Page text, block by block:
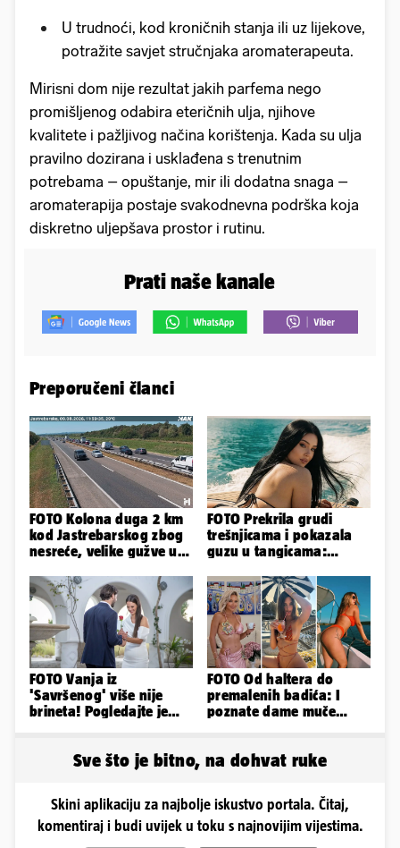
U trudnoći, kod kroničnih stanja ili uz lijekove,
potražite savjet stručnjaka aromaterapeuta.
Mirisni dom nije rezultat jakih parfema nego
promišljenog odabira eteričnih ulja, njihove
kvalitete i pažljivog načina korištenja. Kada su ulja
pravilno dozirana i usklađena s trenutnim
potrebama – opuštanje, mir ili dodatna snaga –
aromaterapija postaje svakodnevna podrška koja
diskretno uljepšava prostor i rutinu.
Prati naše kanale
Preporučeni članci
FOTO Kolona duga 2 km
kod Jastrebarskog zbog
nesreće, velike gužve u
FOTO Prekrila grudi
trešnjicama i pokazala
guzu u tangicama:
Slavonka
FOTO Vanja iz
'Savršenog' više nije
brineta! Pogledajte je
FOTO Od haltera do
premalenih badića: I
poznate dame muče
Sve što je bitno, na dohvat ruke
Skini aplikaciju za najbolje iskustvo portala. Čitaj,
komentiraj i budi uvijek u toku s najnovijim vijestima.